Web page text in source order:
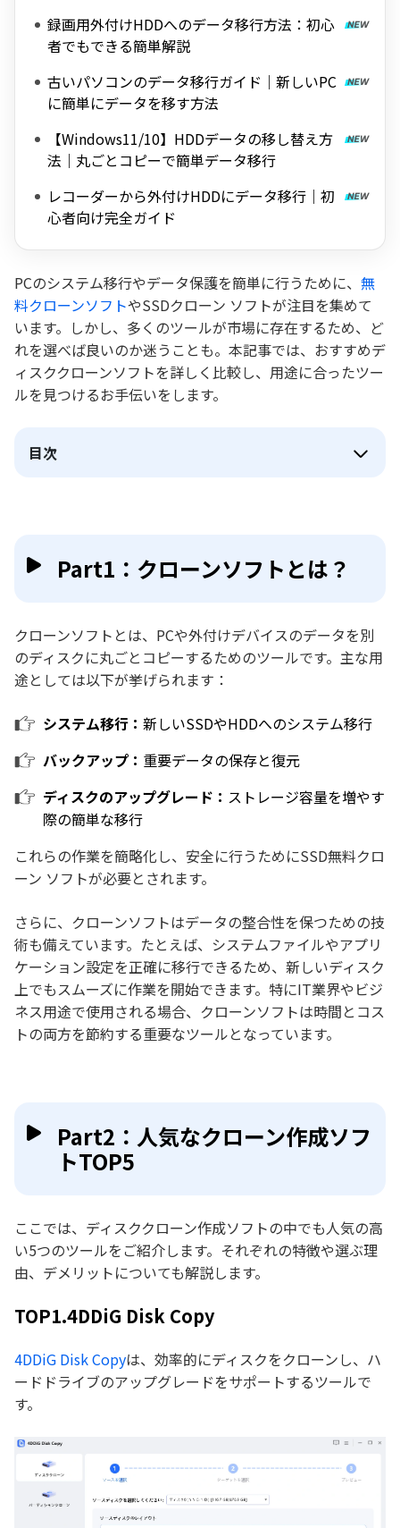
録画用外付けHDDへのデータ移行方法：初心
者でもできる簡単解説
古いパソコンのデータ移行ガイド｜新しいPC
に簡単にデータを移す方法
【Windows11/10】HDDデータの移し替え方
法｜丸ごとコピーで簡単データ移行
レコーダーから外付けHDDにデータ移行｜初
心者向け完全ガイド
PCのシステム移行やデータ保護を簡単に行うために、 無
料クローンソフトやSSDクローン ソフトが注目を集めて
います。しかし、多くのツールが市場に存在するため、ど
れを選べば良いのか迷うことも。本記事では、おすすめデ
ィスククローンソフトを詳しく比較し、用途に合ったツー
ルを見つけるお手伝いをします。
目次
Part1：クローンソフトとは？
クローンソフトとは、PCや外付けデバイスのデータを別
のディスクに丸ごとコピーするためのツールです。主な用
途としては以下が挙げられます：
システム移行： 新しいSSDやHDDへのシステム移行
バックアップ： 重要データの保存と復元
ディスクのアップグレード： ストレージ容量を増やす
際の簡単な移行
これらの作業を簡略化し、安全に行うためにSSD無料クロ
ーン ソフトが必要とされます。
さらに、クローンソフトはデータの整合性を保つための技
術も備えています。たとえば、システムファイルやアプリ
ケーション設定を正確に移行できるため、新しいディスク
上でもスムーズに作業を開始できます。特にIT業界やビジ
ネス用途で使用される場合、クローンソフトは時間とコス
トの両方を節約する重要なツールとなっています。
Part2：人気なクローン作成ソフ
トTOP5
ここでは、ディスククローン作成ソフトの中でも人気の高
い5つのツールをご紹介します。それぞれの特徴や選ぶ理
由、デメリットについても解説します。
TOP1.4DDiG Disk Copy
4DDiG Disk Copyは、効率的にディスクをクローンし、ハ
ードドライブのアップグレードをサポートするツールで
す。